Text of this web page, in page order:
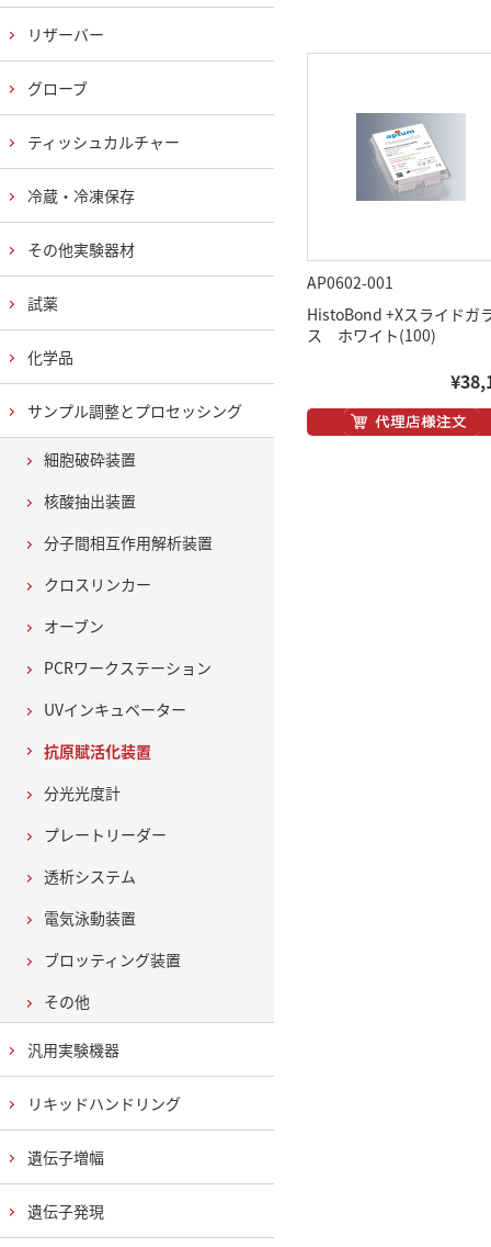
AP0602-001
HistoBond +Xスライドガ
ス ホワイト(100)
リザーバー
グローブ
ティッシュカルチャー
冷蔵・冷凍保存
その他実験器材
試薬
化学品
サンプル調整とプロセッシング
細胞破砕装置
核酸抽出装置
分子間相互作用解析装置
クロスリンカー
オーブン
PCRワークステーション
UVインキュベーター
抗原賦活化装置
分光光度計
プレートリーダー
透析システム
電気泳動装置
ブロッティング装置
その他
汎用実験機器
リキッドハンドリング
遺伝子増幅
遺伝子発現